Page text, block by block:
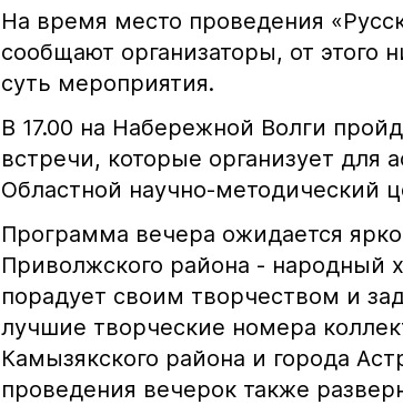
На время место проведения
сообщают организаторы, от этого
суть мероприятия.
В 17.00 на Набережной Волги
встречи, которые организует для
Областной научно-методический
Программа вечера ожидается
Приволжского района - народный
порадует своим творчеством и
лучшие творческие номера
Камызякского района и города
проведения вечерок также